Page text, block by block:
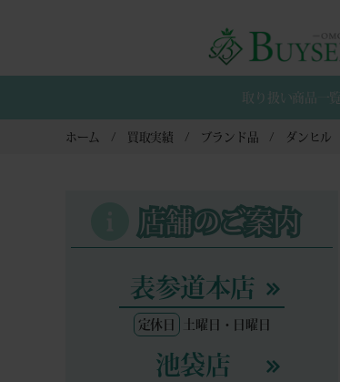
取り扱い商品一覧
ホーム 買取実績 ブランド品 ダンヒル
店舗のご案内
表参道本店
定休日 土曜日・日曜日
池袋店